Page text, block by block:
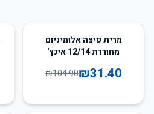
70מרית פיצה אלומיניום
מחוררת 12/14 אינץ'
₪31.40
₪104.90